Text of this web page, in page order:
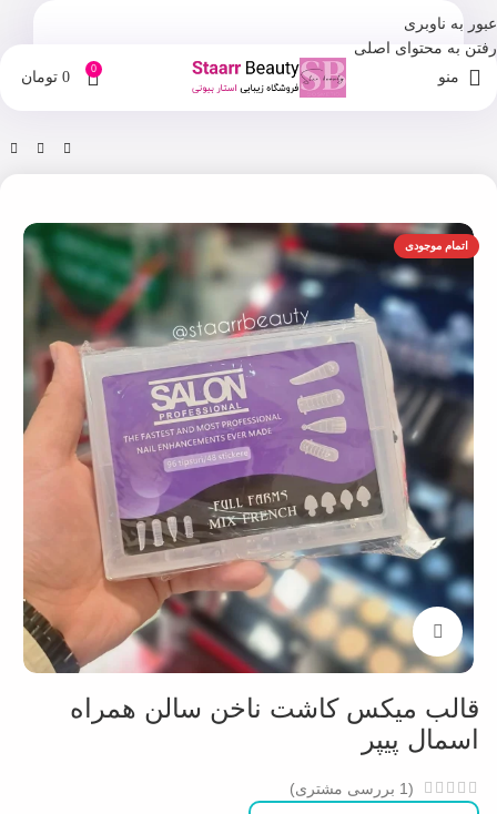
عبور به ناوبری
رفتن به محتوای اصلی
منو 0
0 تومان
فروشگاه آرایشی
اتمام موجودی
بزرگنمایی تصویر
قالب میکس کاشت ناخن سالن همراه
اسمال پیپر
(
1 بررسی مشتری)